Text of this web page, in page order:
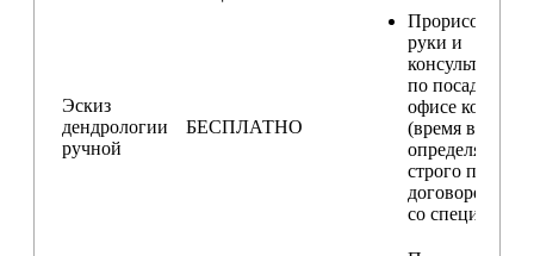
Эскиз
дендрологии
ручной
БЕСПЛАТНО
Прорисовка от
руки и
по посадкам в
офисе
(время встречи
определяется
строго по
со